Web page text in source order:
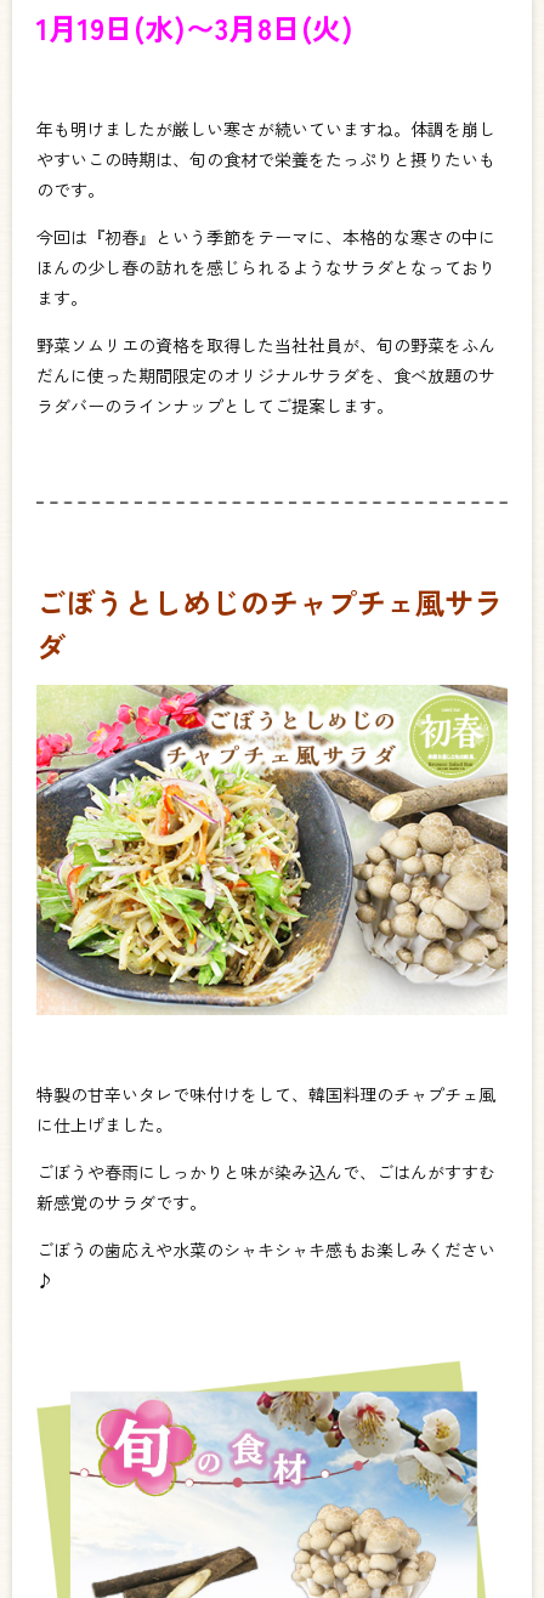
1月19日(水)〜3月8日(火)
年も明けましたが厳しい寒さが続いていますね。体調を崩し
やすいこの時期は、旬の食材で栄養をたっぷりと摂りたいも
のです。
今回は『初春』という季節をテーマに、本格的な寒さの中に
ほんの少し春の訪れを感じられるようなサラダとなっており
ます。
野菜ソムリエの資格を取得した当社社員が、旬の野菜をふん
だんに使った期間限定のオリジナルサラダを、食べ放題のサ
ラダバーのラインナップとしてご提案します。
ごぼうとしめじのチャプチェ風サラ
ダ
特製の甘辛いタレで味付けをして、韓国料理のチャプチェ風
に仕上げました。
ごぼうや春雨にしっかりと味が染み込んで、ごはんがすすむ
新感覚のサラダです。
ごぼうの歯応えや水菜のシャキシャキ感もお楽しみください
♪